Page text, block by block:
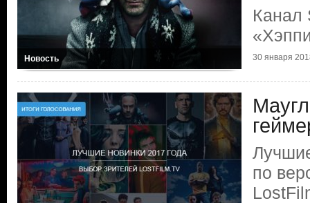
Новость
Канал
30 января
по